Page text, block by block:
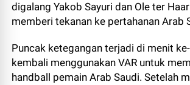
digalang Yakob Sayuri dan Ole ter
memberi tekanan ke pertahanan Arab
Puncak ketegangan terjadi di menit
kembali menggunakan VAR untuk
handball pemain Arab Saudi. Setelah